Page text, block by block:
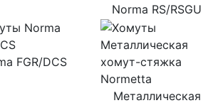
Norma RS/RSGU
FGR/DCS
Металлическая